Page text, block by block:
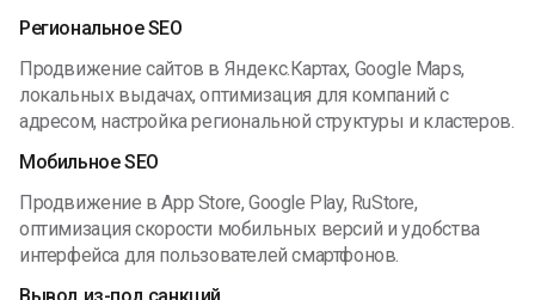
Региональное SEO
Продвижение сайтов в Яндекс.Картах, Google Maps,
локальных выдачах, оптимизация для компаний с
адресом, настройка региональной структуры и кластеров.
Мобильное SEO
Продвижение в App Store, Google Play, RuStore,
оптимизация скорости мобильных версий и удобства
интерфейса для пользователей смартфонов.
Вывод из-под санкций